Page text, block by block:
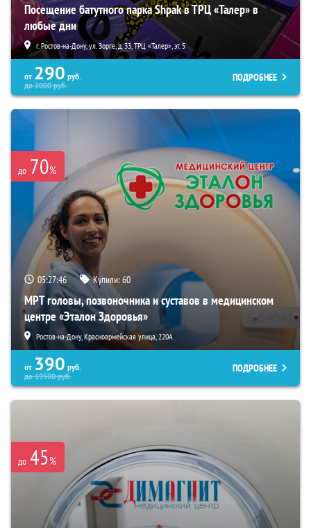
Посещение батутного парка Shpak в ТРЦ «Талер» в
любые дни
г. Ростов-на-Дону, ул. Зорге, д. 33, ТРЦ «Талер», эт. 5
от 290 руб.
до2000руб.
ПОДРОБНЕЕ
до 70%
05:27:45 Купили:60
МРТ головы, позвоночника и суставов в медицинском
центре «Эталон Здоровья»
Ростов-на-Дону, Красноармейская улица, 220А
от 390 руб.
до19500руб.
ПОДРОБНЕЕ
до 45%